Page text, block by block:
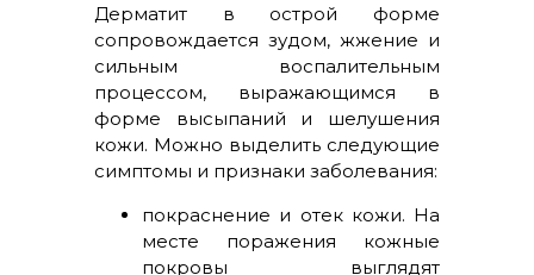
Дерматит в острой форме
сопровождается зудом, жжение и
сильным воспалительным
процессом, выражающимся в
форме высыпаний и шелушения
кожи. Можно выделить следующие
симптомы и признаки заболевания:
покраснение и отек кожи. На
месте поражения кожные
покровы выглядят